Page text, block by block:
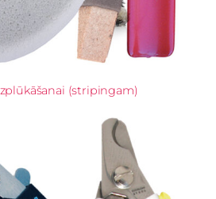
(stripingam)